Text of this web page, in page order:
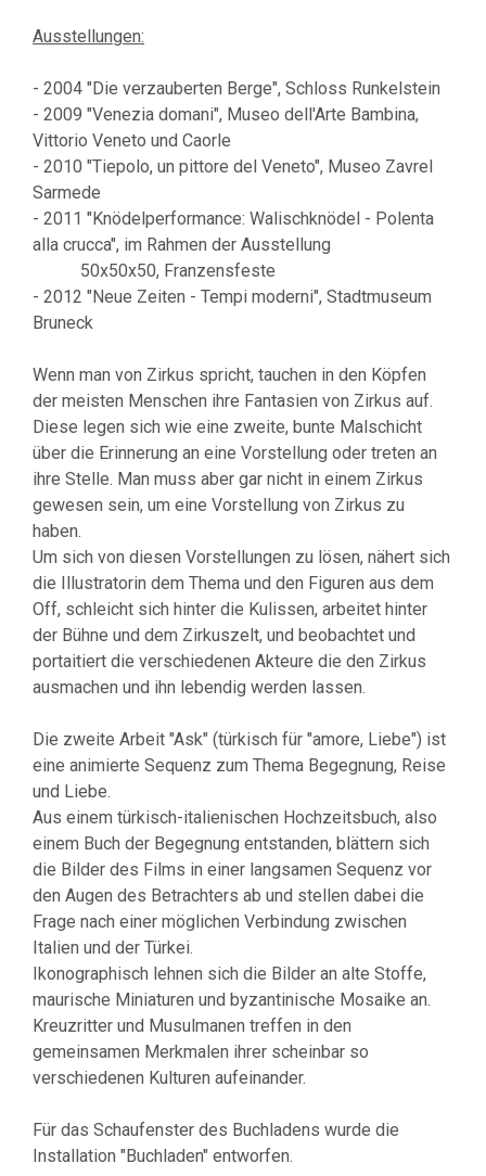
Ausstellungen:
- 2004 "Die verzauberten Berge", Schloss Runkelstein
- 2009 "Venezia domani", Museo dell'Arte Bambina,
Vittorio Veneto und Caorle
- 2010 "Tiepolo, un pittore del Veneto", Museo Zavrel
Sarmede
- 2011 "Knödelperformance: Walischknödel - Polenta
alla crucca", im Rahmen der Ausstellung
50x50x50, Franzensfeste
- 2012 "Neue Zeiten - Tempi moderni", Stadtmuseum
Bruneck
Wenn man von Zirkus spricht, tauchen in den Köpfen
der meisten Menschen ihre Fantasien von Zirkus auf.
Diese legen sich wie eine zweite, bunte Malschicht
über die Erinnerung an eine Vorstellung oder treten an
ihre Stelle. Man muss aber gar nicht in einem Zirkus
gewesen sein, um eine Vorstellung von Zirkus zu
haben.
Um sich von diesen Vorstellungen zu lösen, nähert sich
die Illustratorin dem Thema und den Figuren aus dem
Off, schleicht sich hinter die Kulissen, arbeitet hinter
der Bühne und dem Zirkuszelt, und beobachtet und
portaitiert die verschiedenen Akteure die den Zirkus
ausmachen und ihn lebendig werden lassen.
Die zweite Arbeit "Ask" (türkisch für "amore, Liebe") ist
eine animierte Sequenz zum Thema Begegnung, Reise
und Liebe.
Aus einem türkisch-italienischen Hochzeitsbuch, also
einem Buch der Begegnung entstanden, blättern sich
die Bilder des Films in einer langsamen Sequenz vor
den Augen des Betrachters ab und stellen dabei die
Frage nach einer möglichen Verbindung zwischen
Italien und der Türkei.
Ikonographisch lehnen sich die Bilder an alte Stoffe,
maurische Miniaturen und byzantinische Mosaike an.
Kreuzritter und Musulmanen treffen in den
gemeinsamen Merkmalen ihrer scheinbar so
verschiedenen Kulturen aufeinander.
Für das Schaufenster des Buchladens wurde die
Installation "Buchladen" entworfen.